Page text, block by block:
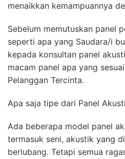
menaikkan kemampuannya
Sebelum memutuskan panel
seperti apa yang Saudara/i
kepada konsultan panel
macam panel apa yang
Pelanggan Tercinta.
Apa saja tipe dari Panel
Ada beberapa model panel
termasuk seni, akustik yang
berlubang. Tetapi semua